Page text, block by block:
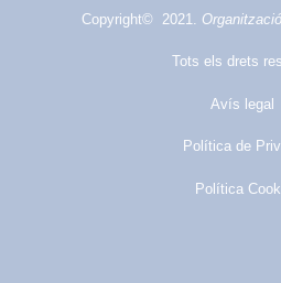
Copyright© 2021.
Tots els drets
Avís legal
Política de
Política